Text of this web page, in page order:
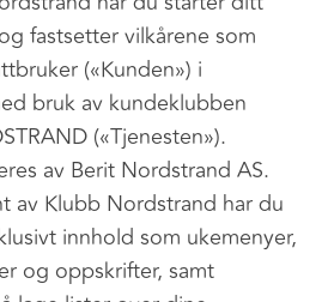
fastsetter vilkårene som
(«Kunden») i
bruk av kundeklubben
(«Tjenesten»).
av Berit Nordstrand AS.
av Klubb Nordstrand har du
innhold som ukemenyer,
og oppskrifter, samt